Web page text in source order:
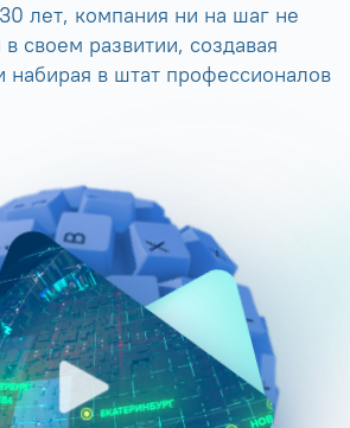
лет, компания ни на шаг не
в своем развитии, создавая
набирая в штат профессионалов